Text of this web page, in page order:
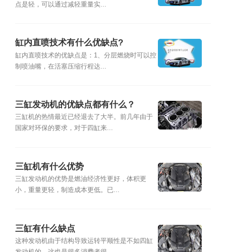
点是轻，可以通过减轻重量实...
缸内直喷技术有什么优缺点?
缸内直喷技术的优缺点是：1、分层燃烧时可以控
制喷油嘴，在活塞压缩行程达...
三缸发动机的优缺点都有什么？
三缸机的热情最近已经退去了大半。前几年由于
国家对环保的要求，对于四缸来...
三缸机有什么优势
三缸发动机的优势是燃油经济性更好，体积更
小，重量更轻，制造成本更低。已...
三缸有什么缺点
这种发动机由于结构导致运转平顺性是不如四缸